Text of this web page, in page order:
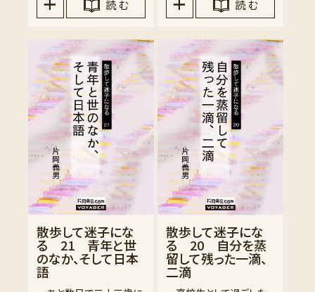
読 む 読 む
散歩して迷子にな
る 21 青年と世
のなか、そして日本
語
散歩して迷子にな
る 20 自分を蒸
留して残った一滴、
二滴